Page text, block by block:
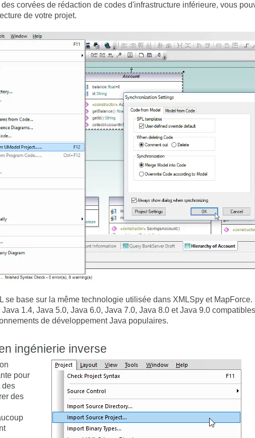
corvées de rédaction de codes d'infrastructure inférieure, vous
de votre projet.
se base sur la même technologie utilisée dans XMLSpy et
1.4, Java 5.0, Java 6.0, Java 7.0, Java 8.0 et Java 9.0
de développement Java populaires.
ingénierie inverse
pour
des
des